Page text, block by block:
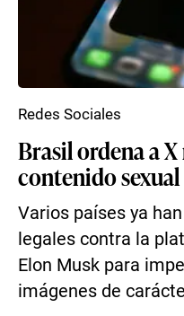
Brasil ordena a
contenido
Varios países ya
legales contra la
Elon Musk para
imágenes de
Redes Sociales